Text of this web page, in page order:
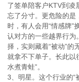
了签单陪客户KTV到凌
忘了分寸。更危险的是
时，有人会用“情感牌
认对方的一些越界行为
择，实则藏着“被动”
就拿不下单子。长此以
水煮青蛙”。
3、明星。这个行业的“